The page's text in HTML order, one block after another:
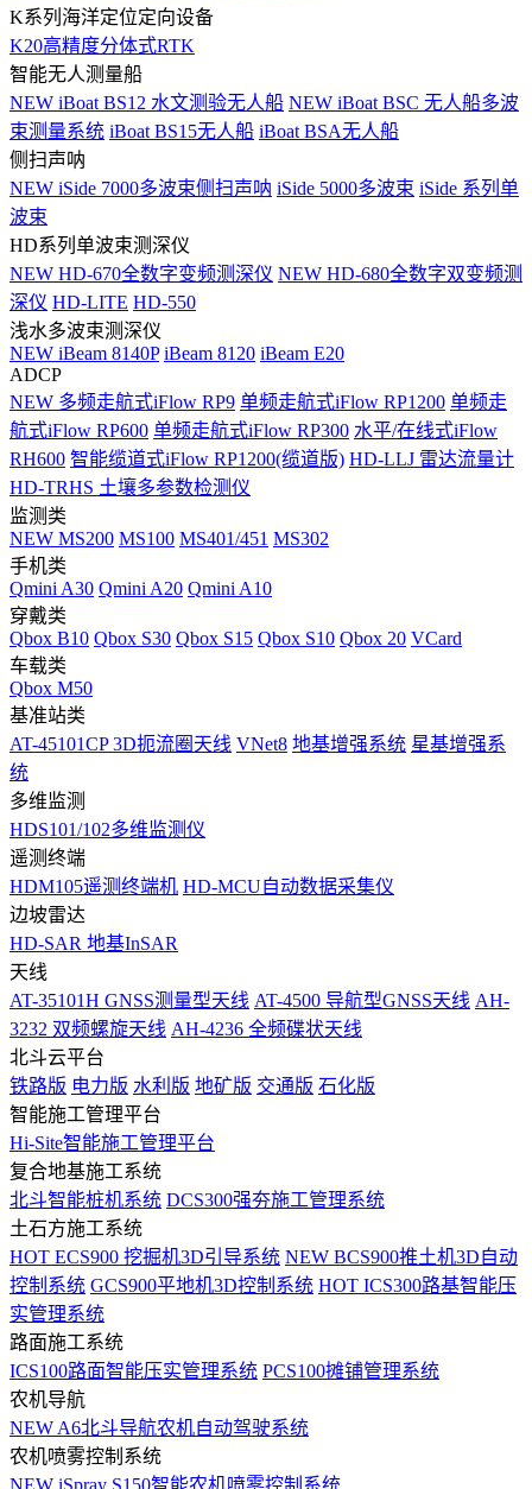
K系列海洋定位定向设备
K20高精度分体式RTK
智能无人测量船
NEW iBoat BS12 水文测验无人船 NEW iBoat BSC 无人船多波
束测量系统 iBoat BS15无人船 iBoat BSA无人船
侧扫声呐
NEW iSide 7000多波束侧扫声呐 iSide 5000多波束 iSide 系列单
波束
HD系列单波束测深仪
NEW HD-670全数字变频测深仪 NEW HD-680全数字双变频测
深仪 HD-LITE HD-550
浅水多波束测深仪
NEW iBeam 8140P iBeam 8120 iBeam E20
ADCP
NEW 多频走航式iFlow RP9 单频走航式iFlow RP1200 单频走
航式iFlow RP600 单频走航式iFlow RP300 水平/在线式iFlow
RH600 智能缆道式iFlow RP1200(缆道版) HD-LLJ 雷达流量计
HD-TRHS 土壤多参数检测仪
监测类
NEW MS200 MS100 MS401/451 MS302
手机类
Qmini A30 Qmini A20 Qmini A10
穿戴类
Qbox B10 Qbox S30 Qbox S15 Qbox S10 Qbox 20 VCard
车载类
Qbox M50
基准站类
AT-45101CP 3D扼流圈天线 VNet8 地基增强系统 星基增强系
统
多维监测
HDS101/102多维监测仪
遥测终端
HDM105遥测终端机 HD-MCU自动数据采集仪
边坡雷达
HD-SAR 地基InSAR
天线
AT-35101H GNSS测量型天线 AT-4500 导航型GNSS天线 AH-
3232 双频螺旋天线 AH-4236 全频碟状天线
北斗云平台
铁路版 电力版 水利版 地矿版 交通版 石化版
智能施工管理平台
Hi-Site智能施工管理平台
复合地基施工系统
北斗智能桩机系统 DCS300强夯施工管理系统
土石方施工系统
HOT ECS900 挖掘机3D引导系统 NEW BCS900推土机3D自动
控制系统 GCS900平地机3D控制系统 HOT ICS300路基智能压
实管理系统
路面施工系统
ICS100路面智能压实管理系统 PCS100摊铺管理系统
农机导航
NEW A6北斗导航农机自动驾驶系统
农机喷雾控制系统
NEW iSpray S150智能农机喷雾控制系统